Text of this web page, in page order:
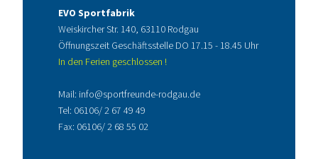
EVO Sportfabrik
Weiskircher Str. 140, 63110 Rodgau
Öffnungszeit Geschäftsstelle DO 17.15 - 18.45 Uhr
In den Ferien geschlossen !
Mail: info@sportfreunde-rodgau.de
Tel: 06106/ 2 67 49 49
Fax: 06106/ 2 68 55 02